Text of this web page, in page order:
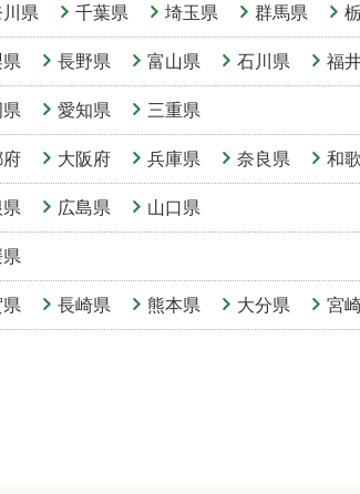
県 千葉県 埼玉県 群馬県
長野県 富山県 石川県 福
愛知県 三重県
大阪府 兵庫県 奈良県 和
広島県 山口県
長崎県 熊本県 大分県 宮